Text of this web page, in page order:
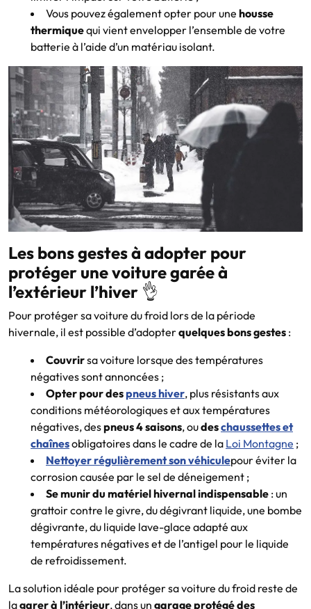
Vous pouvez également opter pour une housse
thermiquequi vient envelopper l’ensemble de votre
batterie à l’aide d’un matériau isolant.
Les bons gestes à adopter pour
protéger une voiture garée à
l’extérieur l’hiver 👌
Pour protéger sa voiture du froid lors de la période
hivernale, il est possible d’adopterquelques bons gestes :
Couvrirsa voiture lorsque des températures
négatives sont annoncées ;
Opter pour despneus hiver, plus résistants aux
conditions météorologiques et aux températures
négatives, despneus 4 saisons, oudeschaussettes et
chaînesobligatoires dans le cadre de la Loi Montagne ;
Nettoyer régulièrement son véhiculepour éviter la
corrosion causée par le sel de déneigement ;
Se munir du matériel hivernal indispensable : un
grattoir contre le givre, du dégivrant liquide, une bombe
dégivrante, du liquide lave-glace adapté aux
températures négatives et de l’antigel pour le liquide
de refroidissement.
La solution idéale pour protéger sa voiture du froid reste de
lagarer à l’intérieur, dans un garage protégé des